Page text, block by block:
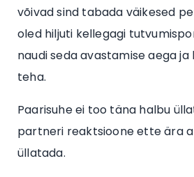
võivad sind tabada väikesed
oled hiljuti kellegagi
naudi seda avastamise aega
teha.
Paarisuhe ei too täna halbu
partneri reaktsioone ette ära
üllatada.